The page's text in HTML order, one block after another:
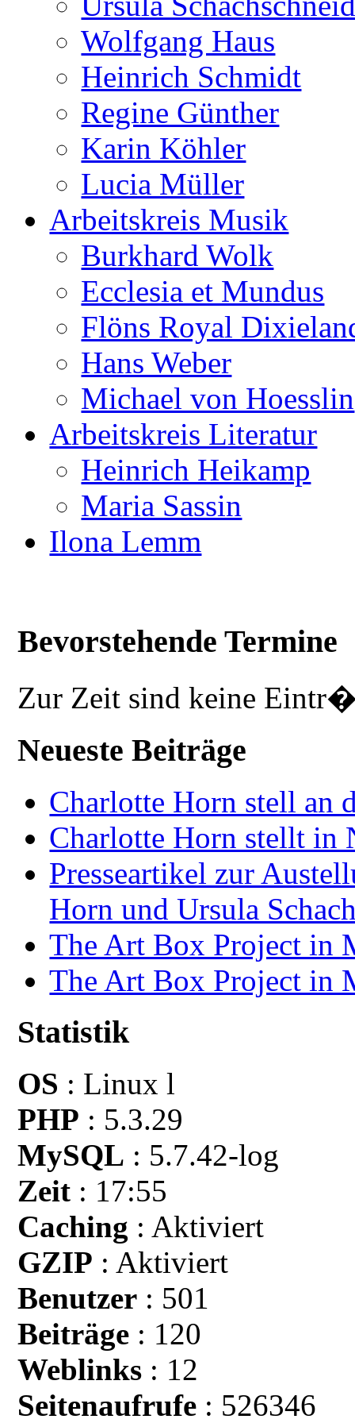
Wolfgang Haus
Heinrich Schmidt
Regine Günther
Karin Köhler
Lucia Müller
Arbeitskreis Musik
Burkhard Wolk
Ecclesia et Mundus
Flöns Royal
Hans Weber
Michael von Hoesslin
Arbeitskreis Literatur
Heinrich Heikamp
Maria Sassin
Ilona Lemm
Bevorstehende Termine
Zur Zeit sind keine
Neueste Beiträge
Charlotte Horn stell an
Charlotte Horn stellt in
Presseartikel zur
Horn und Ursula
The Art Box Project in
The Art Box Project in
Statistik
OS : Linux l
PHP : 5.3.29
MySQL : 5.7.42-log
Zeit : 17:55
Caching : Aktiviert
GZIP : Aktiviert
Benutzer : 501
Beiträge : 120
Weblinks : 12
Seitenaufrufe : 526346